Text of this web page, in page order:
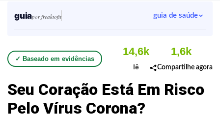
guiapor freaktofit guia de saúde
✓ Baseado em evidências
14,6k
lê
1,6k
Compartilhe agora
Seu Coração Está Em Risco
Pelo Vírus Corona?